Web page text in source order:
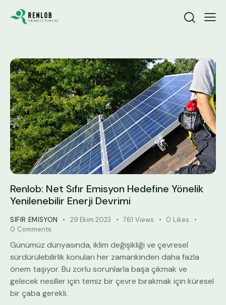
Renlob: Net Sıfır Emisyon Hedefine Yönelik
Yenilenebilir Enerji Devrimi
SIFIR EMISYON 29 Ekim 2023 761 Views 0 Likes
0 Comments
Günümüz dünyasında, iklim değişikliği ve çevresel
sürdürülebilirlik konuları her zamankinden daha fazla
önem taşıyor. Bu zorlu sorunlarla başa çıkmak ve
gelecek nesiller için temiz bir çevre bırakmak için küresel
bir çaba gerekli.